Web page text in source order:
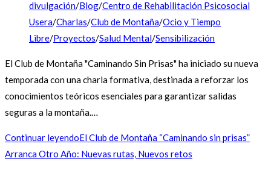
divulgación/Blog/Centro de Rehabilitación Psicosocial
Usera/Charlas/Club de Montaña/Ocio y Tiempo
Libre/Proyectos/Salud Mental/Sensibilización
El Club de Montaña "Caminando Sin Prisas" ha iniciado su nueva
temporada con una charla formativa, destinada a reforzar los
conocimientos teóricos esenciales para garantizar salidas
seguras a la montaña.…
Continuar leyendoEl Club de Montaña “Caminando sin prisas”
Arranca Otro Año: Nuevas rutas, Nuevos retos